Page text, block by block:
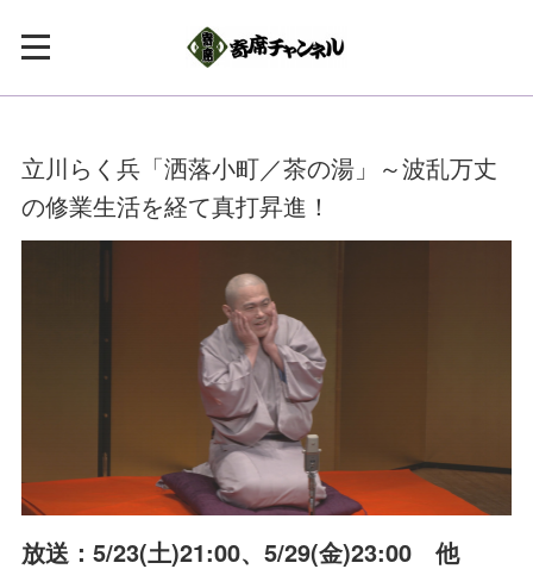
立川らく兵「洒落小町／茶の湯」～波乱万丈
の修業生活を経て真打昇進！
放送：5/23(土)21:00、5/29(金)23:00 他